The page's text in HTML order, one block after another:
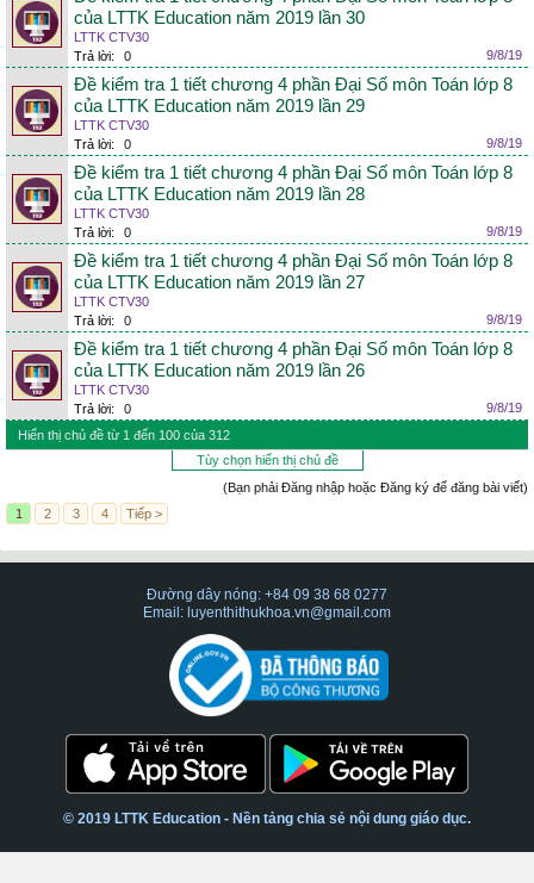
của LTTK Education năm 2019 lần 30
LTTK CTV30
Trả lời:
0 9/8/19
Đề kiểm tra 1 tiết chương 4 phần Đại Số môn Toán lớp 8
của LTTK Education năm 2019 lần 29
LTTK CTV30
Trả lời:
0 9/8/19
Đề kiểm tra 1 tiết chương 4 phần Đại Số môn Toán lớp 8
của LTTK Education năm 2019 lần 28
LTTK CTV30
Trả lời:
0 9/8/19
Đề kiểm tra 1 tiết chương 4 phần Đại Số môn Toán lớp 8
của LTTK Education năm 2019 lần 27
LTTK CTV30
Trả lời:
0 9/8/19
Đề kiểm tra 1 tiết chương 4 phần Đại Số môn Toán lớp 8
của LTTK Education năm 2019 lần 26
LTTK CTV30
Trả lời:
0
9/8/19
Hiển thị chủ đề từ 1 đến 100 của 312
Tùy chọn hiển thị chủ đề
(Bạn phải Đăng nhập hoặc Đăng ký để đăng bài viết)
1
2 3 4 Tiếp >
Đường dây nóng: +84 09 38 68 0277
Email: luyenthithukhoa.vn@gmail.com
© 2019 LTTK Education - Nền tảng chia sẻ nội dung giáo dục.